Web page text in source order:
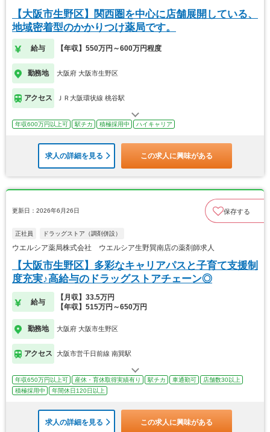
【大阪市生野区】関西圏を中心に店舗展開している、
地域密着型のかかりつけ薬局です。
給与 【年収】550万円～600万円程度
勤務地 大阪府 大阪市生野区
アクセス ＪＲ大阪環状線 桃谷駅
年収600万円以上可 駅チカ 積極採用中 ハイキャリア
求人の詳細を見る この求人に興味がある
更新日：2026年6月26日 保存する
正社員 ドラッグストア（調剤併設）
ウエルシア薬局株式会社 ウエルシア生野巽南店の薬剤師求人
【大阪市生野区】多彩なキャリアパスと子育て支援制
度充実♪高給与のドラッグストアチェーン◎
給与
【月収】33.5万円
【年収】515万円～650万円
勤務地 大阪府 大阪市生野区
アクセス 大阪市営千日前線 南巽駅
年収650万円以上可 産休・育休取得実績有り 駅チカ 車通勤可
店舗数30以上
積極採用中
年間休日120日以上
求人の詳細を見る この求人に興味がある